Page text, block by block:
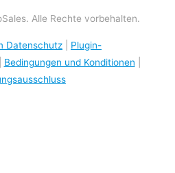
Alle Rechte vorbehalten.
Datenschutz
Plugin-
Bedingungen und Konditionen